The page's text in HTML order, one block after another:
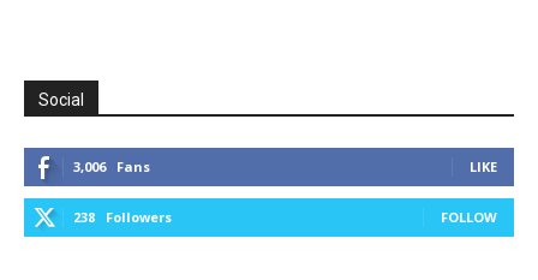
Social
3,006 Fans LIKE
238 Followers FOLLOW